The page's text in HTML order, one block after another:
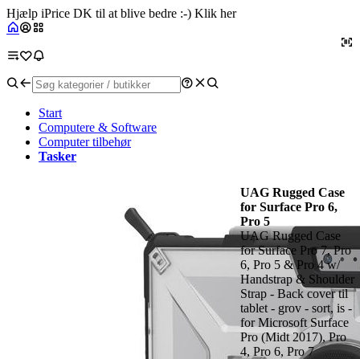
Hjælp iPrice DK til at blive bedre :-) Klik her
Start
Computere & Software
Computer tilbehør
Tasker
UAG Rugged Case
for Surface Pro 6,
Pro 5
UAG Rugged Case
for Surface Pro 7, Pro
6, Pro 5 & Pro 4 w/
Handstrap & Shoulder
Strap - Back cover til
tablet - grov - sort, is -
for Microsoft Surface
Pro (Midt 2017), Pro
4, Pro 6, Pro 7